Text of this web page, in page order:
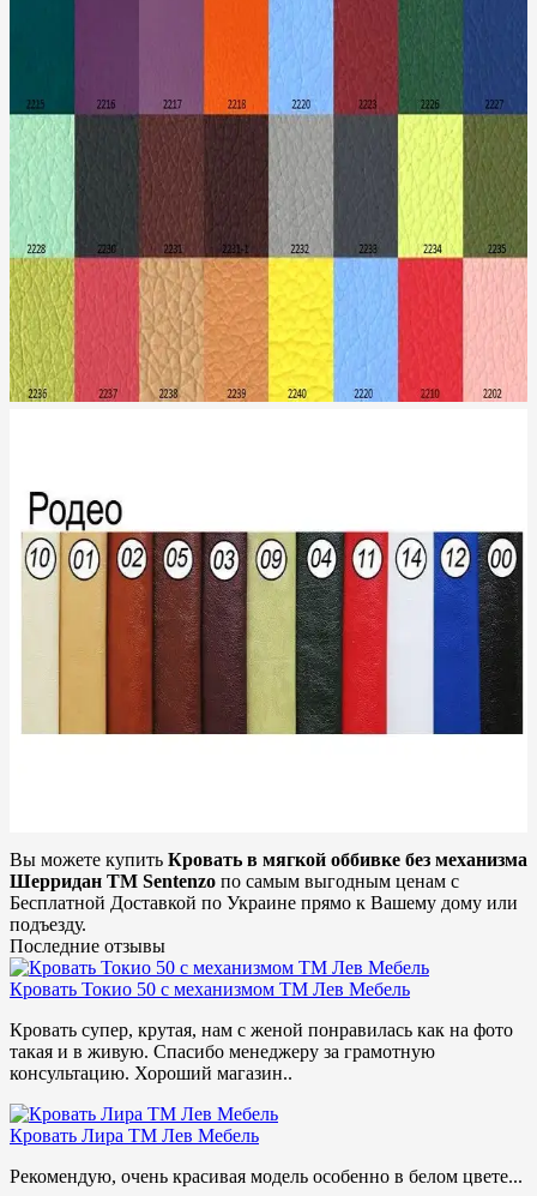
Вы можете купить Кровать в мягкой оббивке без механизма
Шерридан ТМ Sentenzo по самым выгодным ценам с
Бесплатной Доставкой по Украине прямо к Вашему дому или
подъезду.
Последние отзывы
Кровать Токио 50 с механизмом ТМ Лев Мебель
Кровать супер, крутая, нам с женой понравилась как на фото
такая и в живую. Спасибо менеджеру за грамотную
консультацию. Хороший магазин..
Кровать Лира ТМ Лев Мебель
Рекомендую, очень красивая модель особенно в белом цвете...